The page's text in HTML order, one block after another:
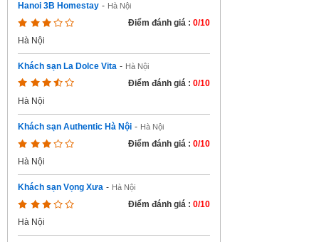
Hanoi 3B Homestay - Hà Nội
Điểm đánh giá : 0/10
Hà Nội
Khách sạn La Dolce Vita - Hà Nội
Điểm đánh giá : 0/10
Hà Nội
Khách sạn Authentic Hà Nội - Hà Nội
Điểm đánh giá : 0/10
Hà Nội
Khách sạn Vọng Xưa - Hà Nội
Điểm đánh giá : 0/10
Hà Nội